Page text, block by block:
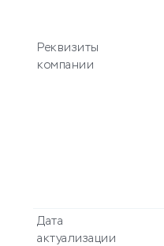
Реквизиты
компании
Дата
актуализации